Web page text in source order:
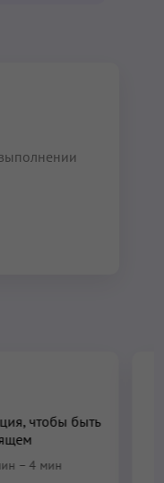
чтобы быть
– 4 мин